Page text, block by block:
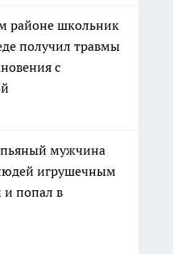
районе школьник
получил травмы
с
мужчина
игрушечным
и попал в